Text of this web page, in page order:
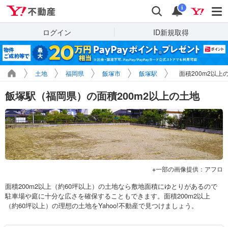
検索 通知
i
ログイン ID新規取得
土地 福岡県 飯塚市 飯塚駅 面積200m2以上
飯塚駅（福岡県）の面積200m2以上の土地
一部の画像提供：アフロ
面積200m2以上（約60坪以上）の土地なら敷地面積にゆとりがあるので
駐車場や庭に十分な広さを確保することもできます。面積200m2以上
（約60坪以上）の理想の土地をYahoo!不動産で見つけましょう。